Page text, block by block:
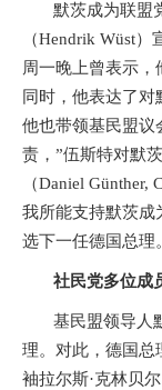
默茨成为联盟
（Hendrik Wüst）
周一晚上曾表示，
同时，他表达了对
他也带领基民盟议
责，”伍斯特对默
（Daniel Günther,
我所能支持默茨成
选下一任德国总理
社民党多位成
基民盟领导人
理。对此，德国总
袖拉尔斯·克林贝